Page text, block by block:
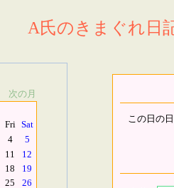
A氏のきまぐれ日
次の月
Fri Sat
4
5
11
12
18
19
25
26
この日の